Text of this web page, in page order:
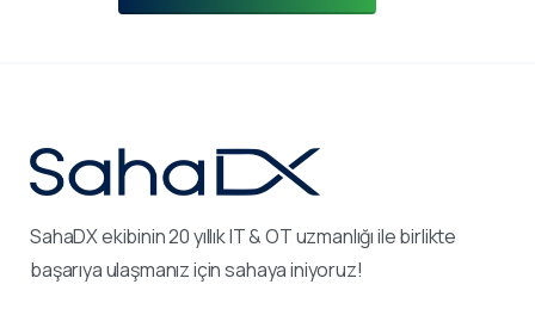
SahaDX ekibinin 20 yıllık IT & OT uzmanlığı ile birlikte
başarıya ulaşmanız için sahaya iniyoruz!